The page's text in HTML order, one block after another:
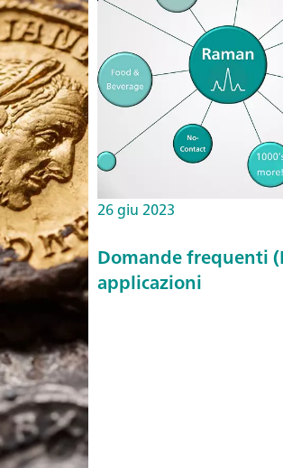
26 giu 2023
Domande frequenti
applicazioni